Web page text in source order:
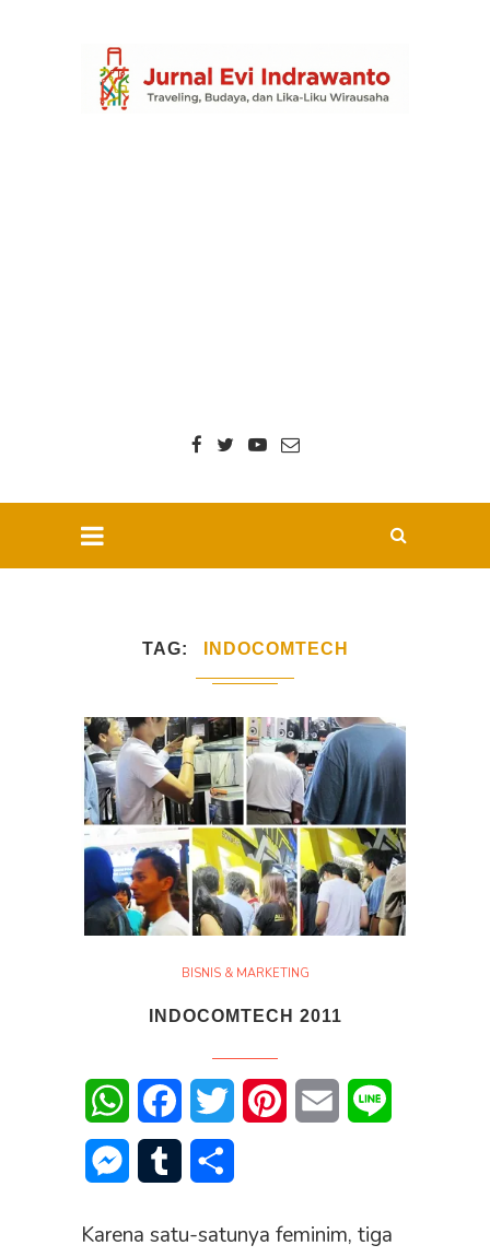
TAG INDOCOMTECH
BISNIS & MARKETING
INDOCOMTECH 2011
WhatsAppFacebookTwitter PinterestEmail
Messenger
Tumblr
Karena satu-satunya feminim, tiga